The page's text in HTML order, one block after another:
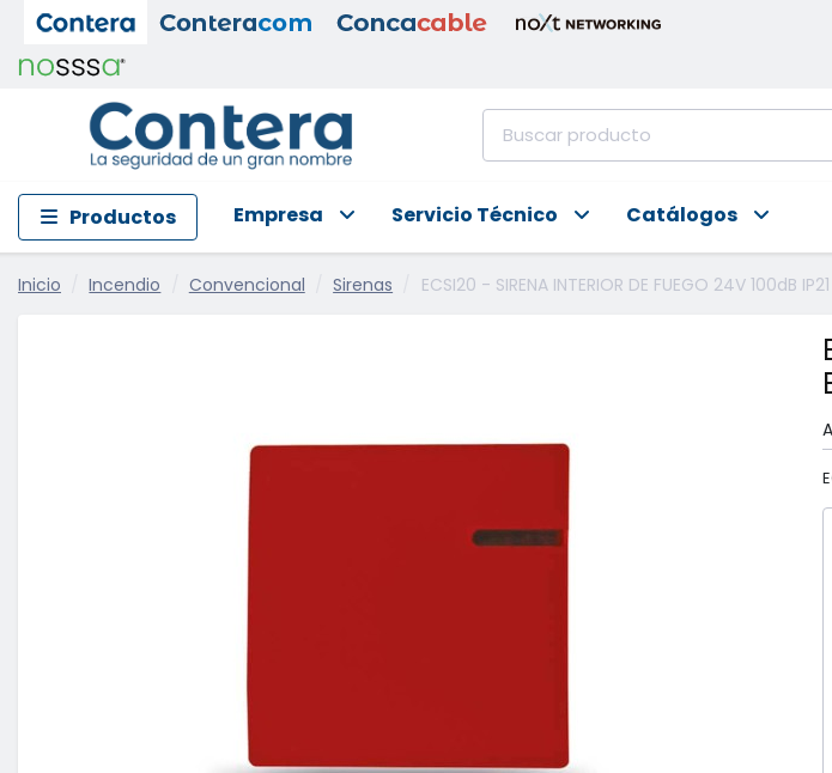
Productos Empresa Servicio Técnico Catálogos
Inicio Incendio Convencional Sirenas ECSI20 - SIRENA INTERIOR DE FUEGO 24V 100dB IP21